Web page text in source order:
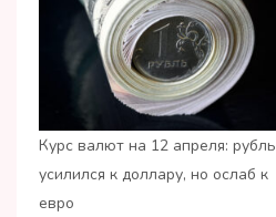
Курс валют на 12 апреля: рубль
усилился к доллару, но ослаб к
евро